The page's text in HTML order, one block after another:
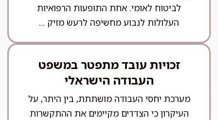
לביטוח לאומי. אחת התופעות הרפואיות
העלולות לנבוע מחשיפה לרעש מזיק ...
זכויות עובד מתפטר במשפט
העבודה הישראלי
מערכת יחסי העבודה מושתתת, בין היתר, על
העיקרון כי הצדדים מקיימים את ההתקשרות